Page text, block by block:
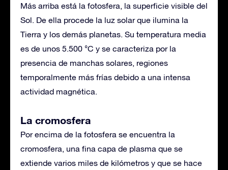
Más arriba está la fotosfera, la superficie visible del
Sol. De ella procede la luz solar que ilumina la
Tierra y los demás planetas. Su temperatura media
es de unos 5.500 °C y se caracteriza por la
presencia de manchas solares, regiones
temporalmente más frías debido a una intensa
actividad magnética.
La cromosfera
Por encima de la fotosfera se encuentra la
cromosfera, una fina capa de plasma que se
extiende varios miles de kilómetros y que se hace